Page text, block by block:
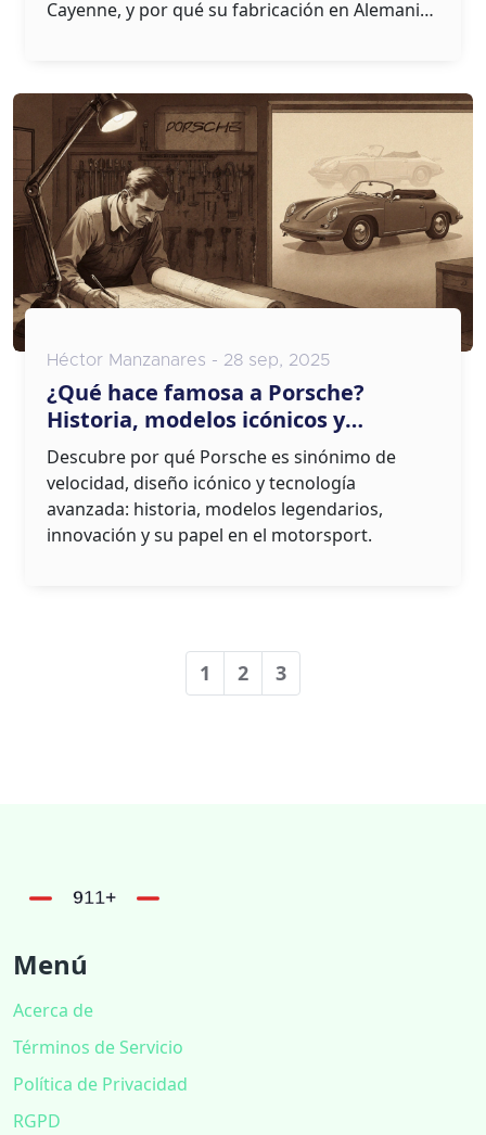
Cayenne, y por qué su fabricación en Alemania
Héctor Manzanares - 28 sep, 2025
¿Qué hace famosa a Porsche?
Historia, modelos icónicos y
tecnología
Descubre por qué Porsche es sinónimo de
velocidad, diseño icónico y tecnología
avanzada: historia, modelos legendarios,
innovación y su papel en el motorsport.
1 2 3
Menú
Acerca de
Términos de Servicio
Política de Privacidad
RGPD